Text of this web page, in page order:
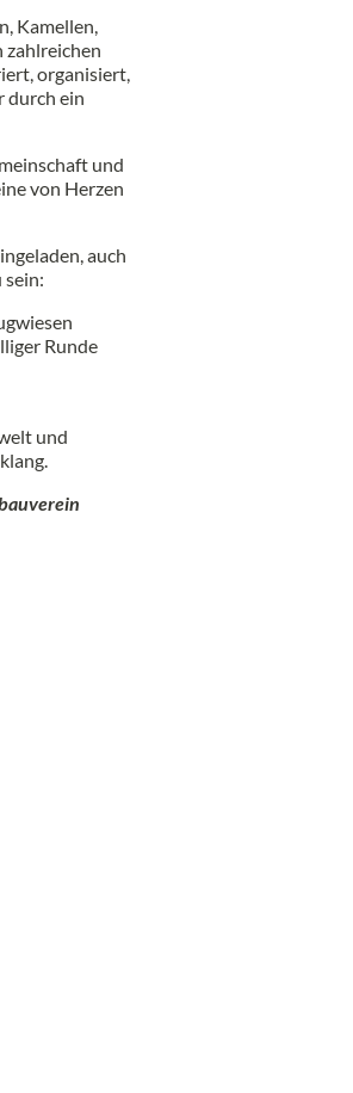
Kamellen,
zahlreichen
organisiert,
durch ein
und
von Herzen
auch
sein:
Runde
und